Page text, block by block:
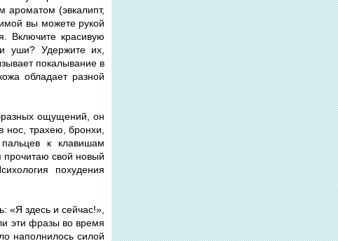
ароматом (эвкалипт,
вы можете рукой
Включите красивую
уши? Удержите их,
покалывание в
обладает разной
ощущений, он
нос, трахею, бронхи,
к клавишам
прочитаю свой новый
похудения
«Я здесь и сейчас!»,
эти фразы во время
наполнилось силой